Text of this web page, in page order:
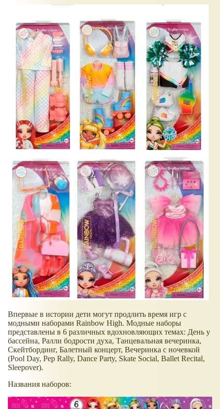
Впервые в истории дети могут продлить время игр с
модными наборами Rainbow High. Модные наборы
представлены в 6 различных вдохновляющих темах: День у
бассейна, Ралли бодрости духа, Танцевальная вечеринка,
Скейтбординг, Балетный концерт, Вечеринка с ночевкой
(Pool Day, Pep Rally, Dance Party, Skate Social, Ballet Recital,
Sleepover).
Названия наборов: